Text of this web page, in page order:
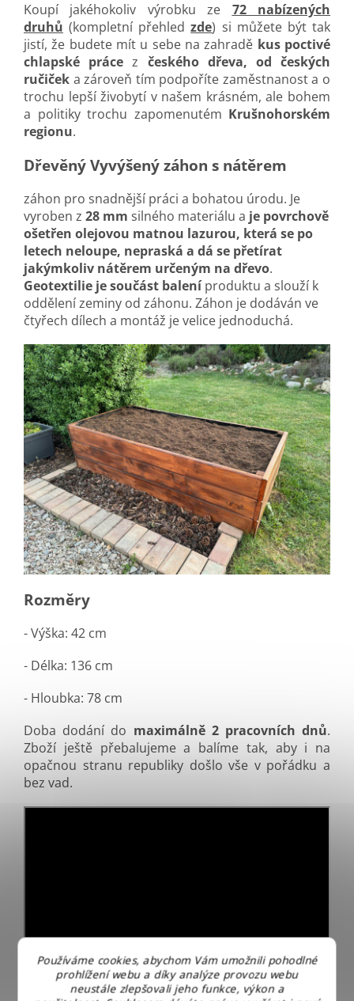
Používáme cookies, abychom Vám umožnili pohodlné
prohlížení webu a díky analýze provozu webu
neustále zlepšovali jeho funkce, výkon a
Koupí jakéhokoliv výrobku ze 72 nabízených
druhů (kompletní přehledzde) si můžete být tak
jistí, že budete mít u sebe na zahradě kus poctivé
chlapské práce z českého dřeva, od českých
ručiček a zároveň tím podpoříte zaměstnanost a o
trochu lepší živobytí v našem krásném, ale bohem
a politiky trochu zapomenutém Krušnohorském
regionu.
Dřevěný Vyvýšený záhon s nátěrem
záhon pro snadnější práci a bohatou úrodu. Je
vyroben z 28 mm silného materiálu a je povrchově
ošetřen olejovou matnou lazurou, která se po
letech neloupe, nepraská a dá se přetírat
jakýmkoliv nátěrem určeným na dřevo.
Geotextilie je součást baleníproduktu a slouží k
oddělení zeminy od záhonu. Záhon je dodáván ve
čtyřech dílech a montáž je velice jednoduchá.
Rozměry
- Výška: 42 cm
- Délka: 136 cm
- Hloubka: 78 cm
Doba dodání do maximálně 2 pracovních dnů.
Zboží ještě přebalujeme a balíme tak, aby i na
opačnou stranu republiky došlo vše v pořádku a
bez vad.